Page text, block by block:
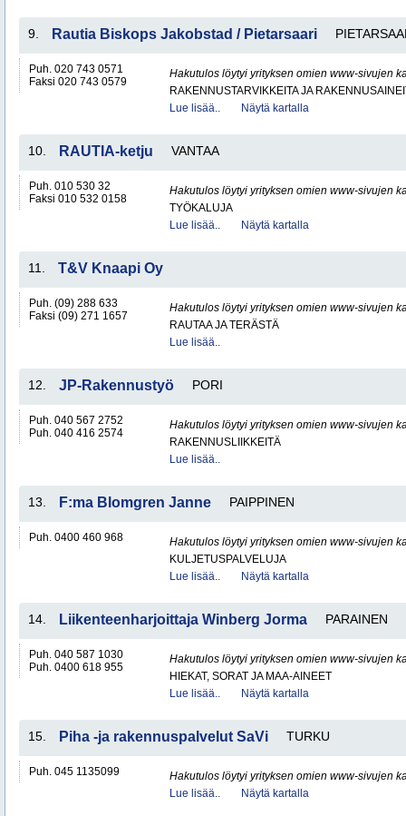
9. Rautia Biskops Jakobstad / Pietarsaari
Puh. 020 743 0571
Faksi 020 743 0579
Hakutulos löytyi yrityksen omien www-sivujen
RAKENNUSTARVIKKEITA JA
Lue lisää..
Näytä kartalla
10. RAUTIA-ketju VANTAA
Puh. 010 530 32
Faksi 010 532 0158
Hakutulos löytyi yrityksen omien www-sivujen
TYÖKALUJA
Lue lisää..
Näytä kartalla
11. T&V Knaapi Oy
Puh. (09) 288 633
Faksi (09) 271 1657
Hakutulos löytyi yrityksen omien www-sivujen
RAUTAA JA TERÄSTÄ
Lue lisää..
12. JP-Rakennustyö PORI
Puh. 040 567 2752
Puh. 040 416 2574
Hakutulos löytyi yrityksen omien www-sivujen
RAKENNUSLIIKKEITÄ
Lue lisää..
13. F:ma Blomgren Janne PAIPPINEN
Puh. 0400 460 968
Hakutulos löytyi yrityksen omien www-sivujen
KULJETUSPALVELUJA
Lue lisää..
Näytä kartalla
14. Liikenteenharjoittaja Winberg Jorma PARAINEN
Puh. 040 587 1030
Puh. 0400 618 955
Hakutulos löytyi yrityksen omien www-sivujen
HIEKAT, SORAT JA MAA-AINEET
Lue lisää..
Näytä kartalla
15. Piha -ja rakennuspalvelut SaVi TURKU
Puh. 045 1135099
Hakutulos löytyi yrityksen omien www-sivujen
Lue lisää..
Näytä kartalla